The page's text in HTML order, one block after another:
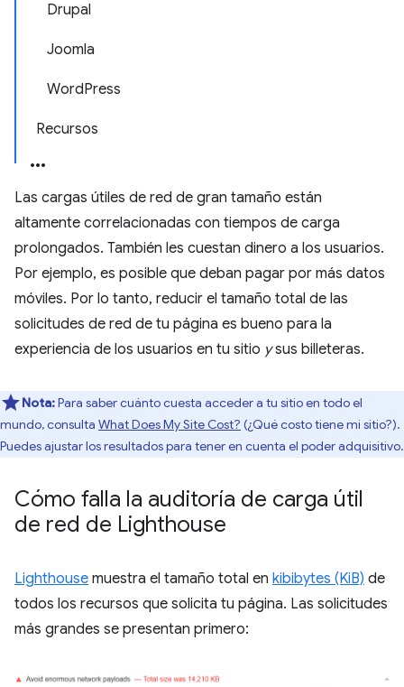
Drupal
Joomla
WordPress
Recursos
Las cargas útiles de red de gran tamaño están
altamente correlacionadas con tiempos de carga
prolongados. También les cuestan dinero a los usuarios.
Por ejemplo, es posible que deban pagar por más datos
móviles. Por lo tanto, reducir el tamaño total de las
solicitudes de red de tu página es bueno para la
experiencia de los usuarios en tu sitio ysus billeteras.
Nota:Para saber cuánto cuesta acceder a tu sitio en todo el
mundo, consulta What Does My Site Cost? (¿Qué costo tiene mi sitio?).
Puedes ajustar los resultados para tener en cuenta el poder adquisitivo.
Cómo falla la auditoría de carga útil
de red de Lighthouse
Lighthouse muestra el tamaño total en kibibytes (KiB) de
todos los recursos que solicita tu página. Las solicitudes
más grandes se presentan primero: